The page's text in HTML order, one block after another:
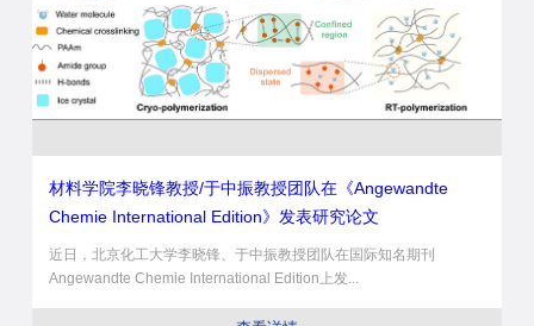
材料学院李晓锋教授/于中振教授团队在《Angewandte
Chemie International Edition》发表研究论文
近日，北京化工大学李晓锋、于中振教授团队在国际知名期刊
Angewandte Chemie International Edition上发...